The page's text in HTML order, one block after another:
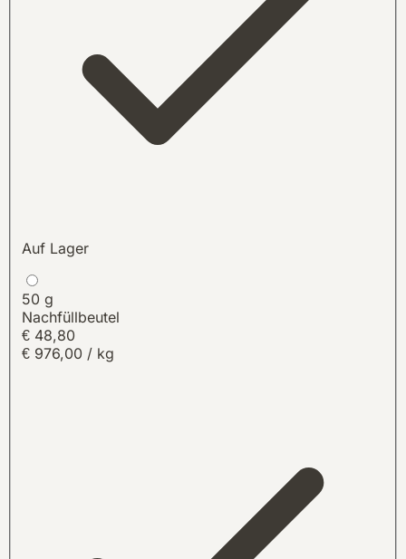
Auf Lager
50 g
Nachfüllbeutel
€ 48,80
€ 976,00 / kg